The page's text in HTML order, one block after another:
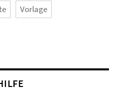
Vorlage